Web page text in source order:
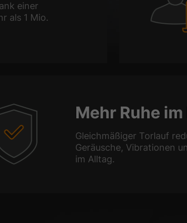
einer
als 1 Mio.
Mehr Ruhe
Gleichmäßiger Torlauf
Geräusche, Vibrationen
im Alltag.